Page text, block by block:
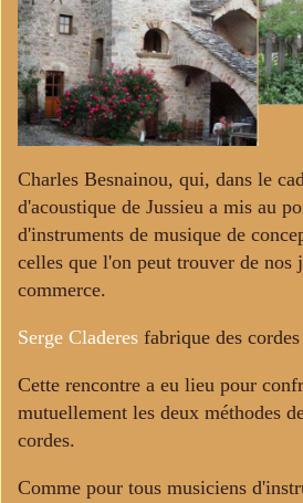
Charles Besnainou, qui, dans le
d'acoustique de Jussieu a mis au
d'instruments de musique de
celles que l'on peut trouver de nos
commerce.
Serge Claderes fabrique des
Cette rencontre a eu lieu pour
mutuellement les deux méthodes
cordes.
Comme pour tous musiciens